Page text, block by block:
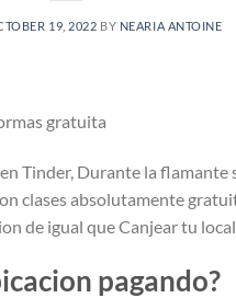
19, 2022 BY NEARIA ANTOINE
gratuita
Tinder, Durante la flamante
clases absolutamente
de igual que Canjear tu
pagando?